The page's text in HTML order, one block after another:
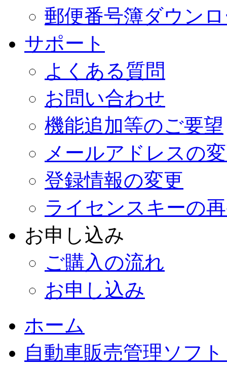
郵便番号簿ダウン
サポート
よくある質問
お問い合わせ
機能追加等のご要望
メールアドレスの
登録情報の変更
ライセンスキーの
お申し込み
ご購入の流れ
お申し込み
ホーム
自動車販売管理ソフト